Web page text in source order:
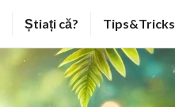
Știați că? Tips&Tricks